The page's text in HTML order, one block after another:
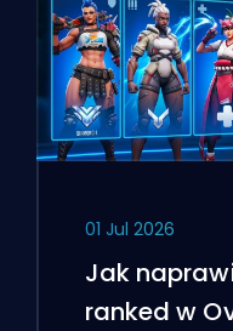
01 Jul 2026
Jak
ranked w